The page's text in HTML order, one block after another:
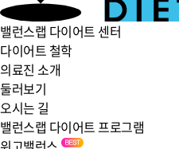
밸런스랩 다이어트 센터
다이어트 철학
의료진 소개
둘러보기
오시는 길
밸런스랩 다이어트 프로그램